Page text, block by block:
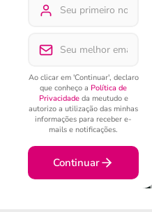
Ao clicar em 'Continuar', declaro
que conheço a Política de
Privacidadeda meutudo e
autorizo a utilização das minhas
informações para receber e-
mails e notificações.
Continuar